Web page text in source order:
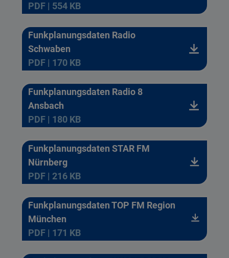
PDF | 554 KB
Funkplanungsdaten Radio
Schwaben
PDF | 170 KB
Funkplanungsdaten Radio 8
Ansbach
PDF | 180 KB
Funkplanungsdaten STAR FM
Nürnberg
PDF | 216 KB
Funkplanungsdaten TOP FM Region
München
PDF | 171 KB